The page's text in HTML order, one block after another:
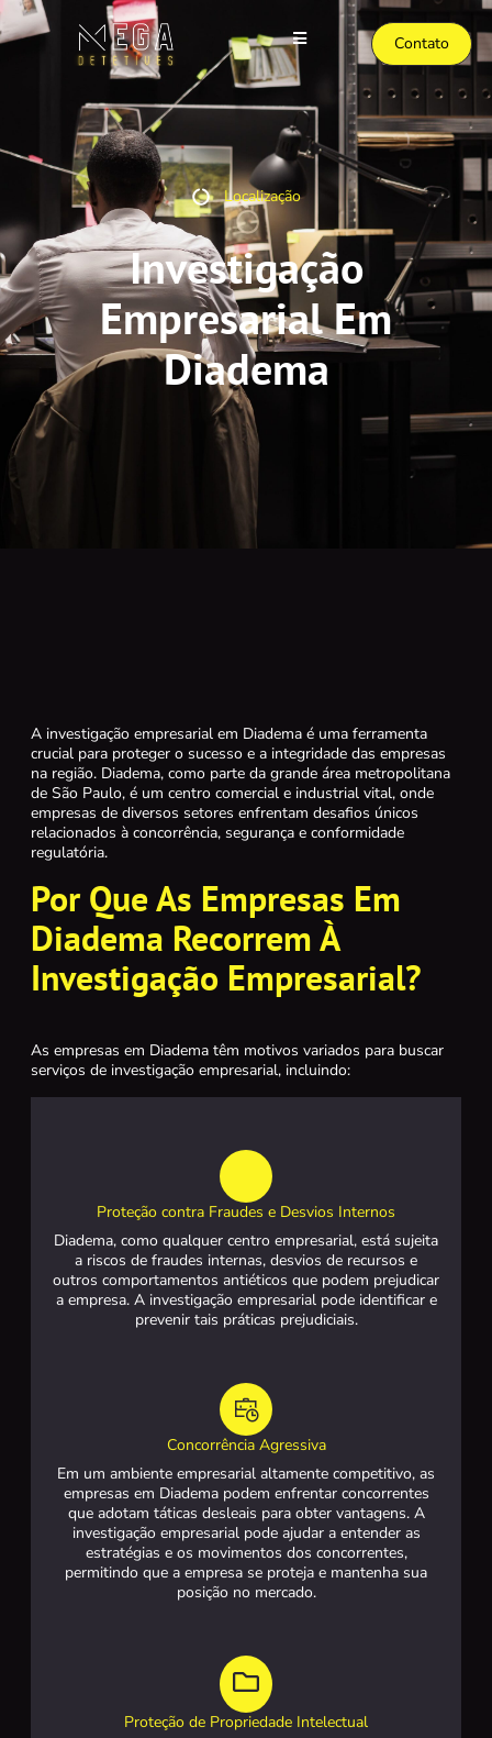
Contato
Localização
Investigação
Empresarial Em
Diadema
A investigação empresarial em Diadema é uma ferramenta
crucial para proteger o sucesso e a integridade das empresas
na região. Diadema, como parte da grande área metropolitana
de São Paulo, é um centro comercial e industrial vital, onde
empresas de diversos setores enfrentam desafios únicos
relacionados à concorrência, segurança e conformidade
regulatória.
Por Que As Empresas Em
Diadema Recorrem À
Investigação Empresarial?
As empresas em Diadema têm motivos variados para buscar
serviços de investigação empresarial, incluindo:
Proteção contra Fraudes e Desvios Internos
Diadema, como qualquer centro empresarial, está sujeita
a riscos de fraudes internas, desvios de recursos e
outros comportamentos antiéticos que podem prejudicar
a empresa. A investigação empresarial pode identificar e
prevenir tais práticas prejudiciais.
Concorrência Agressiva
Em um ambiente empresarial altamente competitivo, as
empresas em Diadema podem enfrentar concorrentes
que adotam táticas desleais para obter vantagens. A
investigação empresarial pode ajudar a entender as
estratégias e os movimentos dos concorrentes,
permitindo que a empresa se proteja e mantenha sua
posição no mercado.
Proteção de Propriedade Intelectual